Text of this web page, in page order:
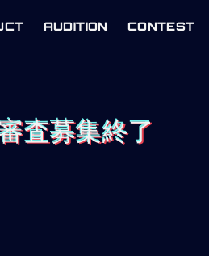
AUDITION CONTEST
査募集終了